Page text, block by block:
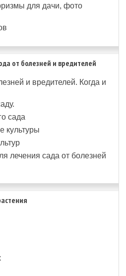
для дачи, фото
от болезней и вредителей
и вредителей. Когда и
сада
культуры
лечения сада от болезней